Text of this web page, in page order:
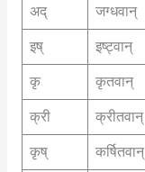
अद् जग्धवान्
इष् इष्ट्वान्
कृ कृतवान्
क्री क्रीतवान्
कृष् कर्षितवान्